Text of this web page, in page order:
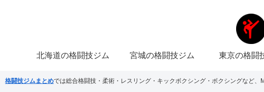
北海道の格闘技ジム 宮城の格闘技ジム 東京の格闘
格闘技ジムまとめでは総合格闘技・柔術・レスリング・キックボクシング・ボクシングなど、